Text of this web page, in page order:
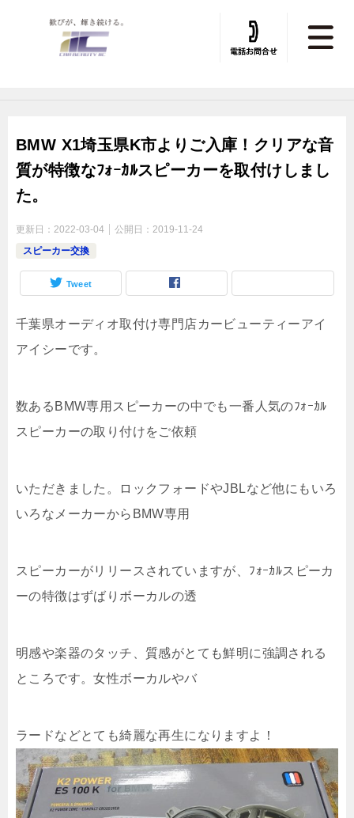
トータルカービューティIIC TOP デッドニング» デッドニング施工実績
BMW X1埼玉県K市よりご入庫！クリアな音
質が特徴なﾌｫｰｶﾙスピーカーを取付けしまし
た。
更新日： 2022-03-04 公開日： 2019-11-24
スピーカー交換
Tweet
千葉県オーディオ取付け専門店カービューティーアイ
アイシーです。
数あるBMW専用スピーカーの中でも一番人気のﾌｫｰｶﾙ
スピーカーの取り付けをご依頼
いただきました。ロックフォードやJBLなど他にもいろ
いろなメーカーからBMW専用
スピーカーがリリースされていますが、ﾌｫｰｶﾙスピーカ
ーの特徴はずばりボーカルの透
明感や楽器のタッチ、質感がとても鮮明に強調される
ところです。女性ボーカルやバ
ラードなどとても綺麗な再生になりますよ！